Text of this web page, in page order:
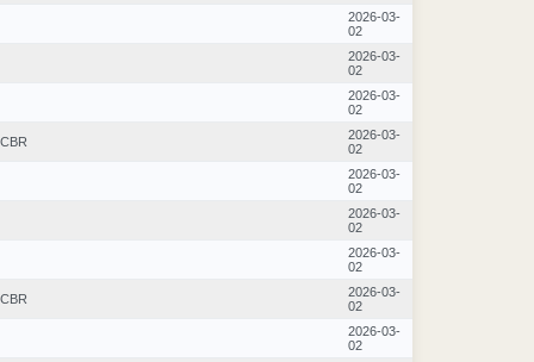
2026-03-
02
2026-03-
02
2026-03-
02
CBR
2026-03-
02
2026-03-
02
2026-03-
02
2026-03-
02
CBR
2026-03-
02
2026-03-
02